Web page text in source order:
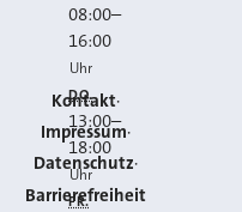
Kontakt
Impressum
Datenschutz
Barrierefreiheit
08:00–
16:00
Uhr
DO.
13:00–
18:00
Uhr
FR.